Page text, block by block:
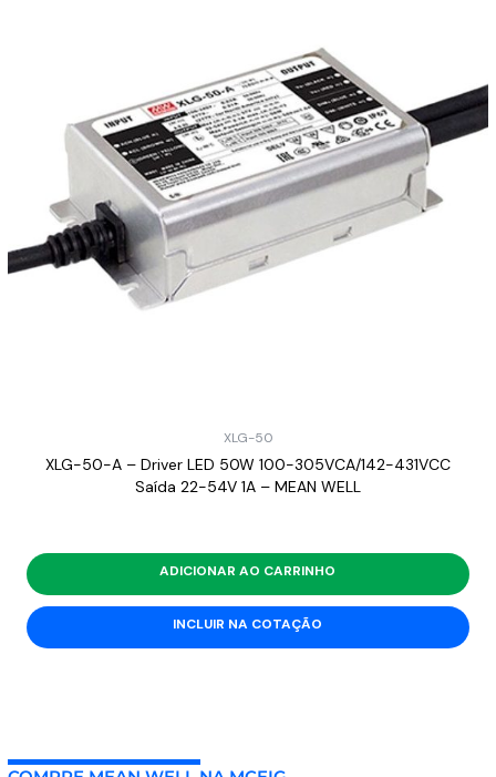
XLG-50
XLG-50-A – Driver LED 50W 100-305VCA/142-431VCC
Saída 22-54V 1A – MEAN WELL
ADICIONAR AO CARRINHO
INCLUIR NA COTAÇÃO